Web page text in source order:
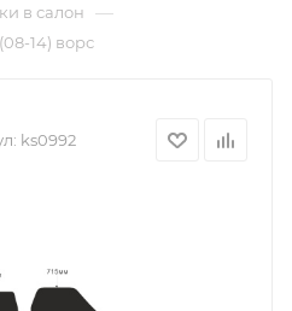
в салон —
14) ворс
ks0992